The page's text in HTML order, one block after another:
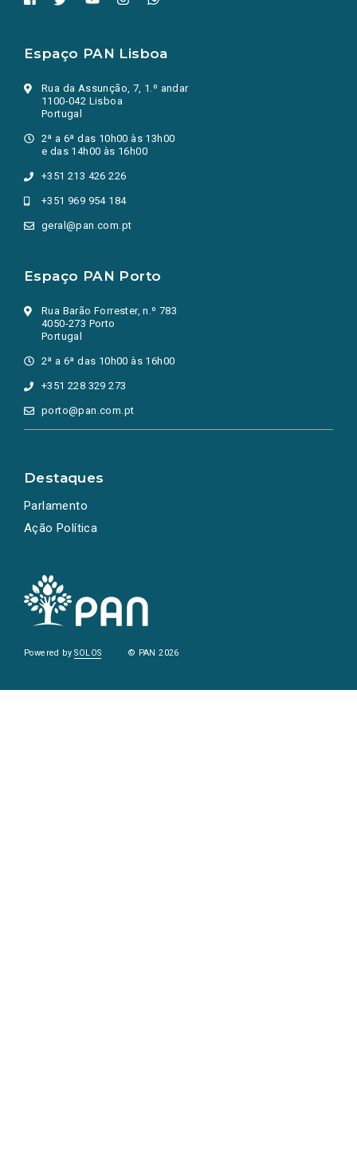
Espaço PAN Lisboa
Rua da Assunção, 7, 1.º andar
1100-042 Lisboa
Portugal
2ª a 6ª das 10h00 às 13h00
e das 14h00 às 16h00
+351 213 426 226
+351 969 954 184
geral@pan.com.pt
Espaço PAN Porto
Rua Barão Forrester, n.º 783
4050-273 Porto
Portugal
2ª a 6ª das 10h00 às 16h00
+351 228 329 273
porto@pan.com.pt
Destaques
Parlamento
Ação Política
Powered bySOLOS © PAN 2026